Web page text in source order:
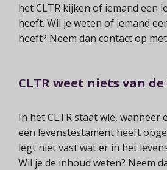
het CLTR kijken of iemand een
heeft. Wil je weten of iemand
heeft? Neem dan contact op
CLTR weet niets van
In het CLTR staat wie, wanneer
een levenstestament heeft
legt niet vast wat er in het
Wil je de inhoud weten? Neem